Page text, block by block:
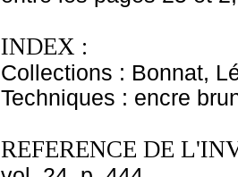
INDEX :
Collections : Bonnat,
Techniques : encre
REFERENCE DE